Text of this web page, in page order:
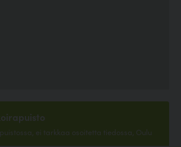
ei tarkkaa osoitetta tiedossa, Oulu